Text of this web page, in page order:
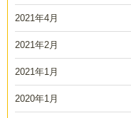
2021年4月
2021年2月
2021年1月
2020年1月